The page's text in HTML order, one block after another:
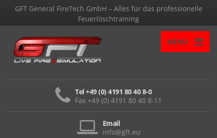
GFT General FireTech GmbH – Alles für das professionelle
Feuerlöschtraining
MENÜ
Tel +49 (0) 4191 80 40 8-0
Fax +49 (0) 4191 80 40 8-11
Email
info@gft.eu